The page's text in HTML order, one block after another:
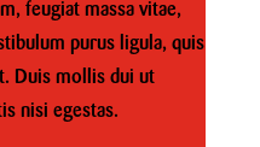
feugiat massa vitae,
purus ligula, quis
Duis mollis dui ut
nisi egestas.